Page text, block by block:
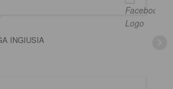
INGIUSIA